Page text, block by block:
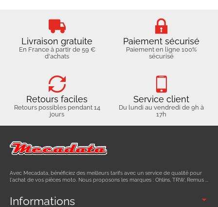
Livraison gratuite
En France à partir de 59 €
d'achats
Paiement sécurisé
Paiement en ligne 100%
sécurisé
Retours faciles
Retours possibles pendant 14
jours
Service client
Du lundi au vendredi de 9h à
17h
Avec Mecadata, bénéficiez des meilleurs tarifs avec un service de qualité pour
l'achat de vos pièces moto. Nous proposons les marques : Ohlins, TRW, Remus ...
Informations